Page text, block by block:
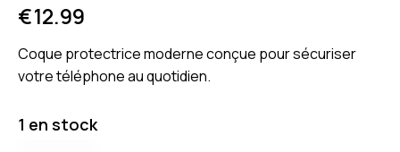
€12.99
Coque protectrice moderne conçue pour sécuriser
votre téléphone au quotidien.
1 en stock